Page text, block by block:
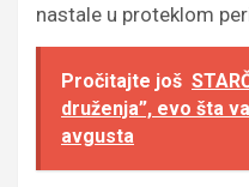
nastale u proteklom
Pročitajte još
druženja”, evo šta
avgusta